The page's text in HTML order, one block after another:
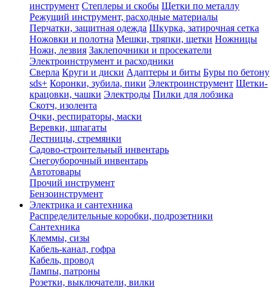
инструмент Степлеры и скобы Щетки по металлу
Режущий инструмент, расходные материалы
Перчатки, защитная одежда Шкурка, затирочная сетка
Ножовки и полотна Мешки, тряпки, щетки Ножницы
Ножи, лезвия Заклепочники и просекатели
Электроинструмент и расходники
Сверла Круги и диски Адаптеры и биты Буры по бетону
sds+ Коронки, зубила, пики Электроинструмент Щетки-
крацовки, чашки Электроды Пилки для лобзика
Скотч, изолента
Очки, респираторы, маски
Веревки, шпагаты
Лестницы, стремянки
Садово-строительный инвентарь
Снегоуборочный инвентарь
Автотовары
Прочий инструмент
Бензоинструмент
Электрика и сантехника
Распределительные коробки, подрозетники
Сантехника
Клеммы, сизы
Кабель-канал, гофра
Кабель, провод
Лампы, патроны
Розетки, выключатели, вилки